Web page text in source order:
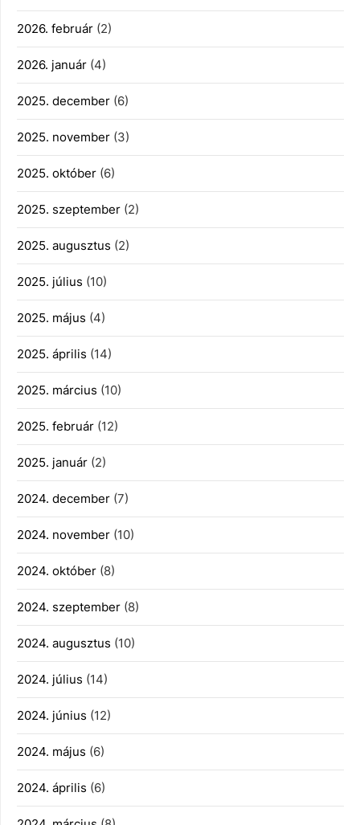
2026. február (2)
2026. január (4)
2025. december (6)
2025. november (3)
2025. október (6)
2025. szeptember (2)
2025. augusztus (2)
2025. július (10)
2025. május (4)
2025. április (14)
2025. március (10)
2025. február (12)
2025. január (2)
2024. december (7)
2024. november (10)
2024. október (8)
2024. szeptember (8)
2024. augusztus (10)
2024. július (14)
2024. június (12)
2024. május (6)
2024. április (6)